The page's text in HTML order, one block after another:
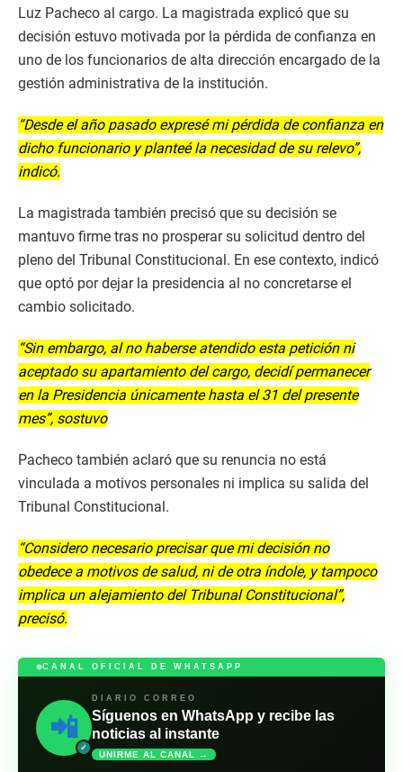
Luz Pacheco al cargo. La magistrada explicó que su
decisión estuvo motivada por la pérdida de confianza en
uno de los funcionarios de alta dirección encargado de la
gestión administrativa de la institución.
“Desde el año pasado expresé mi pérdida de confianza en
dicho funcionario y planteé la necesidad de su relevo”,
indicó.
La magistrada también precisó que su decisión se
mantuvo firme tras no prosperar su solicitud dentro del
pleno del Tribunal Constitucional. En ese contexto, indicó
que optó por dejar la presidencia al no concretarse el
cambio solicitado.
“Sin embargo, al no haberse atendido esta petición ni
aceptado su apartamiento del cargo, decidí permanecer
en la Presidencia únicamente hasta el 31 del presente
mes”, sostuvo
Pacheco también aclaró que su renuncia no está
vinculada a motivos personales ni implica su salida del
Tribunal Constitucional.
“Considero necesario precisar que mi decisión no
obedece a motivos de salud, ni de otra índole, y tampoco
implica un alejamiento del Tribunal Constitucional”,
precisó.
CANAL OFICIAL DE WHATSAPP
📲
✓
DIARIO CORREO
Síguenos en WhatsApp y recibe las
noticias al instante
UNIRME AL CANAL →